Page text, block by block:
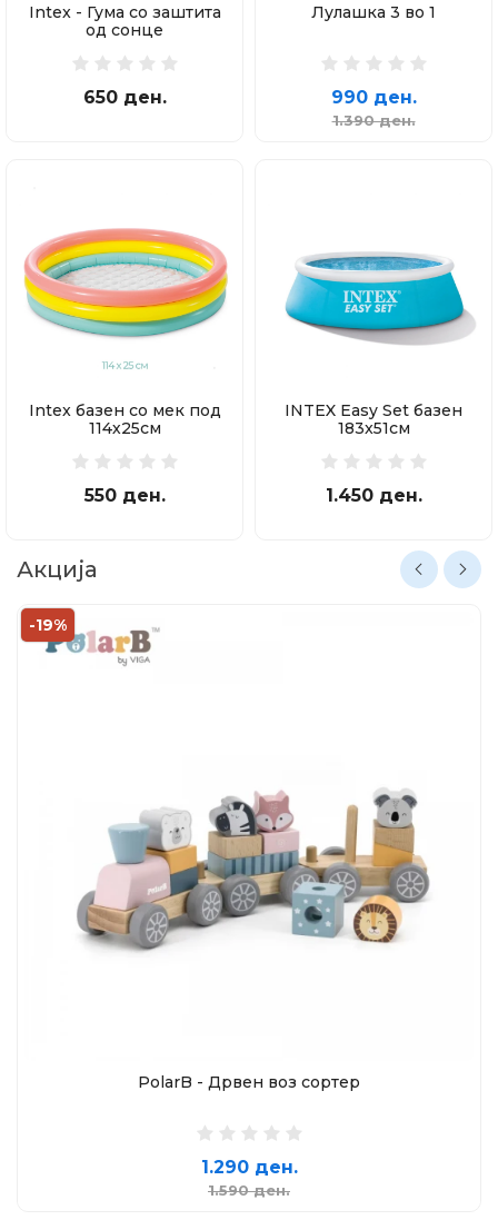
Intex - Гума со заштита
од сонце
650 ден.
Лулашка 3 во 1
990 ден.
1.390 ден.
Intex базен со мек под
114х25см
550 ден.
INTEX Easy Set базен
183x51см
1.450 ден.
Акција
-19%
PolarB - Дрвен воз сортер
1.290 ден.
1.590 ден.